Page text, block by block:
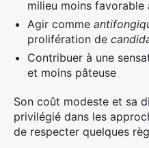
milieu moins favorable
Agir comme
prolifération de
Contribuer à une
et moins pâteuse
Son coût modeste et sa
privilégié dans les
de respecter quelques